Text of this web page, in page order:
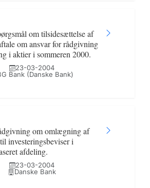
om tilsidesættelse af
om ansvar for rådgivning
i aktier i sommeren 2000.
23-03-2004
Bank (Danske Bank)
om omlægning af
investeringsbeviser i
afdeling.
23-03-2004
Danske Bank